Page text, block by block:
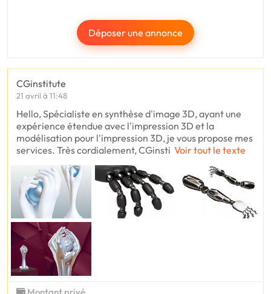
Déposer une annonce
CGinstitute
21 avril à 11:48
Hello, Spécialiste en synthèse d'image 3D, ayant une
expérience étendue avec l'impression 3D et la
modélisation pour l'impression 3D, je vous propose mes
services. Très cordialement, CGinsti Voir tout le texte